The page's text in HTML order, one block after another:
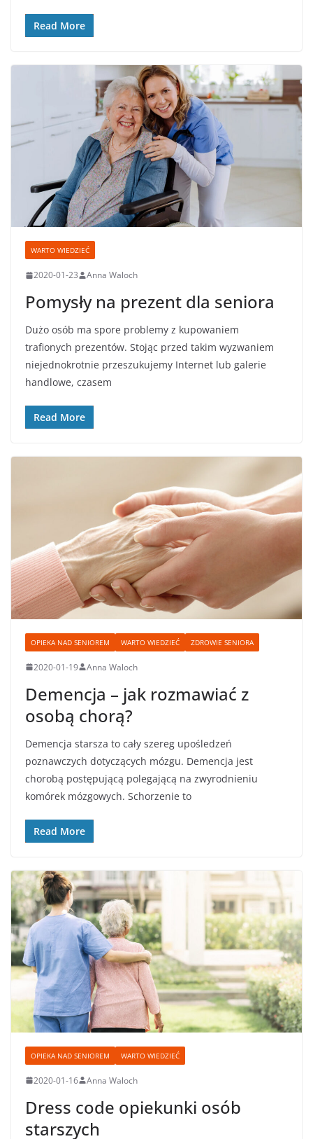
Read More
WARTO WIEDZIEĆ
2020-01-23 Anna Waloch
Pomysły na prezent dla seniora
Dużo osób ma spore problemy z kupowaniem
trafionych prezentów. Stojąc przed takim wyzwaniem
niejednokrotnie przeszukujemy Internet lub galerie
handlowe, czasem
Read More
OPIEKA NAD SENIOREM WARTO WIEDZIEĆ ZDROWIE SENIORA
2020-01-19 Anna Waloch
Demencja – jak rozmawiać z
osobą chorą?
Demencja starsza to cały szereg upośledzeń
poznawczych dotyczących mózgu. Demencja jest
chorobą postępującą polegającą na zwyrodnieniu
komórek mózgowych. Schorzenie to
Read More
OPIEKA NAD SENIOREM WARTO WIEDZIEĆ
2020-01-16 Anna Waloch
Dress code opiekunki osób
starszych